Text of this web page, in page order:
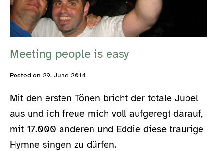
Meeting people is easy
Posted on 29. June 2014
Mit den ersten Tönen bricht der totale Jubel
aus und ich freue mich voll aufgeregt darauf,
mit 17.000 anderen und Eddie diese traurige
Hymne singen zu dürfen.